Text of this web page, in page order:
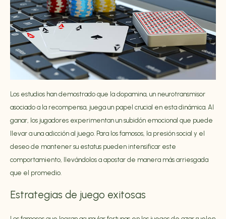
Los estudios han demostrado que la dopamina, un neurotransmisor
asociado a la recompensa, juega un papel crucial en esta dinámica. Al
ganar, los jugadores experimentan un subidón emocional que puede
llevar a una adicción al juego. Para los famosos, la presión social y el
deseo de mantener su estatus pueden intensificar este
comportamiento, llevándolos a apostar de manera más arriesgada
que el promedio.
Estrategias de juego exitosas